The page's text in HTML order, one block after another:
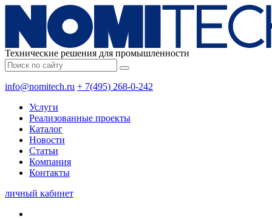
Технические решения для промышленности
info@nomitech.ru + 7(495) 268-0-242
Услуги
Реализованные проекты
Каталог
Новости
Статьи
Компания
Контакты
личный кабинет